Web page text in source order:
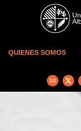
Skip to main content
QUIENES SOMOS